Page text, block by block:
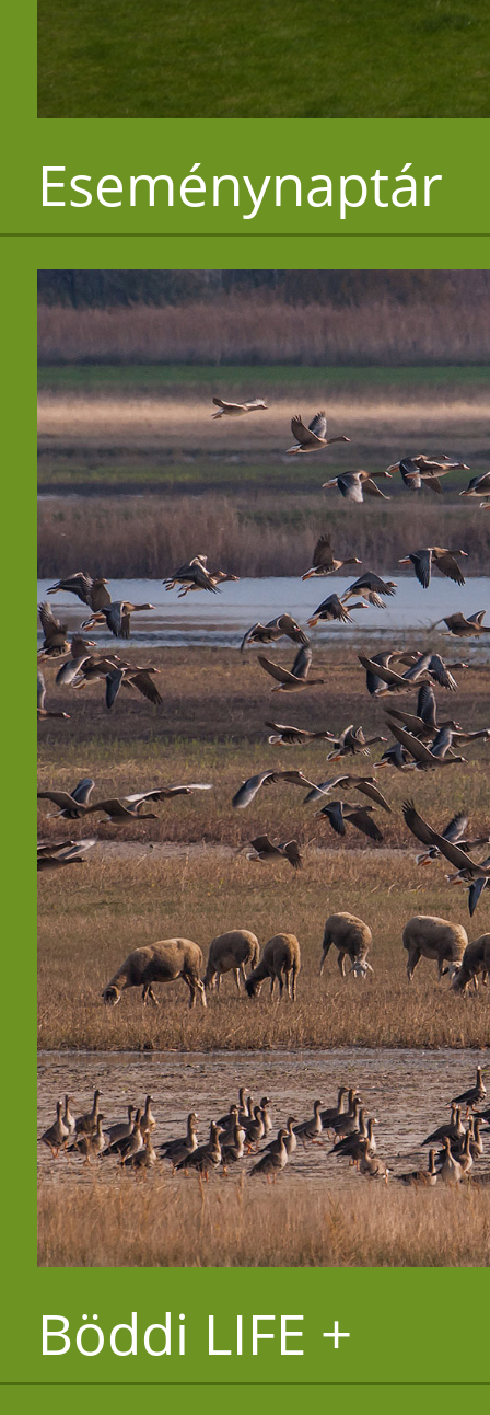
Eseménynaptár
Böddi LIFE +